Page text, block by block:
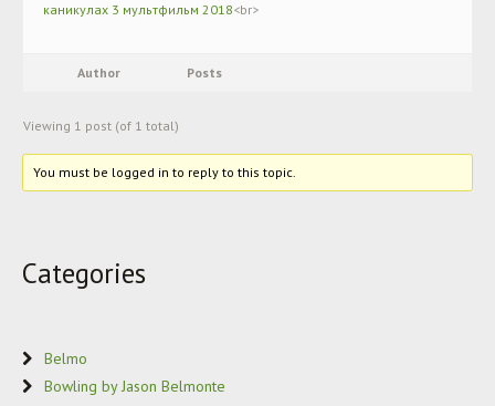
каникулах 3 мультфильм 2018<br>
Author Posts
Viewing 1 post (of 1 total)
You must be logged in to reply to this topic.
Categories
Belmo
Bowling by Jason Belmonte